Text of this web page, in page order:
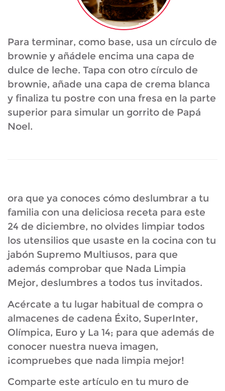
Para terminar, como base, usa un círculo de
brownie y añádele encima una capa de
dulce de leche. Tapa con otro círculo de
brownie, añade una capa de crema blanca
y finaliza tu postre con una fresa en la parte
superior para simular un gorrito de Papá
Noel.
ora que ya conoces cómo deslumbrar a tu
familia con una deliciosa receta para este
24 de diciembre, no olvides limpiar todos
los utensilios que usaste en la cocina con tu
jabón Supremo Multiusos, para que
además comprobar que Nada Limpia
Mejor, deslumbres a todos tus invitados.
Acércate a tu lugar habitual de compra o
almacenes de cadena Éxito, SuperInter,
Olímpica, Euro y La 14; para que además de
conocer nuestra nueva imagen,
¡compruebes que nada limpia mejor!
Comparte este artículo en tu muro de